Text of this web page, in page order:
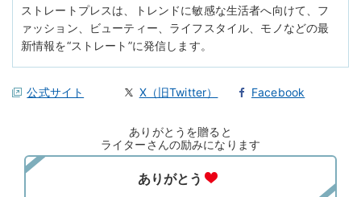
ストレートプレスは、トレンドに敏感な生活者へ向けて、フ
ァッション、ビューティー、ライフスタイル、モノなどの最
新情報を“ストレート”に発信します。
公式サイト X（旧Twitter） Facebook
ありがとうを贈ると
ライターさんの励みになります